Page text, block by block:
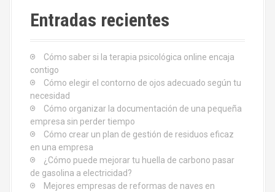
a
rEntradas recientes
Cómo saber si la terapia psicológica online encaja
contigo
Cómo elegir el contorno de ojos adecuado según tu
necesidad
Cómo organizar la documentación de una pequeña
empresa sin perder tiempo
Cómo crear un plan de gestión de residuos eficaz
en una empresa
¿Cómo puede mejorar tu huella de carbono pasar
de gasolina a electricidad?
Mejores empresas de reformas de naves en